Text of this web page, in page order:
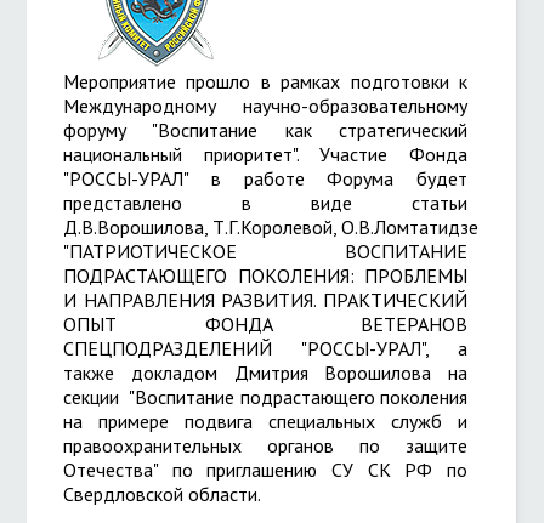
Мероприятие прошло в рамках подготовки к
Международному научно-образовательному
форуму "Воспитание как стратегический
национальный приоритет". Участие Фонда
"РОССЫ-УРАЛ" в работе Форума будет
представлено в виде статьи
Д.В.Ворошилова, Т.Г.Королевой, О.В.Ломтатидзе,
"ПАТРИОТИЧЕСКОЕ ВОСПИТАНИЕ
ПОДРАСТАЮЩЕГО ПОКОЛЕНИЯ: ПРОБЛЕМЫ
И НАПРАВЛЕНИЯ РАЗВИТИЯ. ПРАКТИЧЕСКИЙ
ОПЫТ ФОНДА ВЕТЕРАНОВ
СПЕЦПОДРАЗДЕЛЕНИЙ "РОССЫ-УРАЛ", а
также докладом Дмитрия Ворошилова на
секции "Воспитание подрастающего поколения
на примере подвига специальных служб и
правоохранительных органов по защите
Отечества" по приглашению СУ СК РФ по
Свердловской области.